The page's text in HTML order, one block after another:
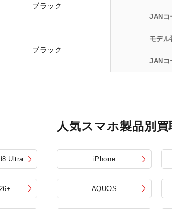
ブラック
JANコ
ブラック
モデル
JANコ
Ultra
人気スマホ製品別買
iPhone
AQUOS